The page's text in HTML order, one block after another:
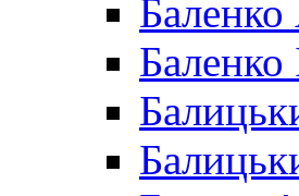
Баленко